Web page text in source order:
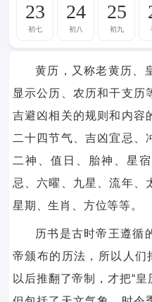
23
初七
24
初八
25
初九
黄历，又称老黄历、
显示公历、农历和干支历
吉避凶相关的规则和内容
二十四节气、吉凶宜忌、
二神、值日、胎神、星
忌、六曜、九星、流年、
星期、生肖、方位等等。
历书是古时帝王遵循
帝颁布的历法，所以人们
以后推翻了帝制，才把“皇